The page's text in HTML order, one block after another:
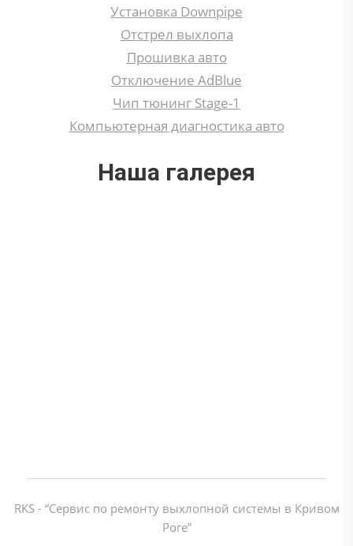
Установка Downpipe
Отстрел выхлопа
Прошивка авто
Отключение AdBlue
Чип тюнинг Stage-1
Компьютерная диагностика авто
Наша галерея
RKS - “Cервис по ремонту выхлопной системы в Кривом
Роге”